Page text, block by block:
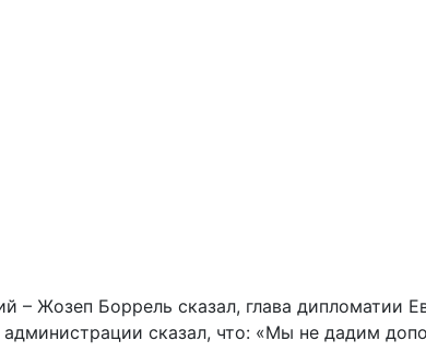
– Жозеп Боррель сказал, глава
сказал, что: «Мы не дадим